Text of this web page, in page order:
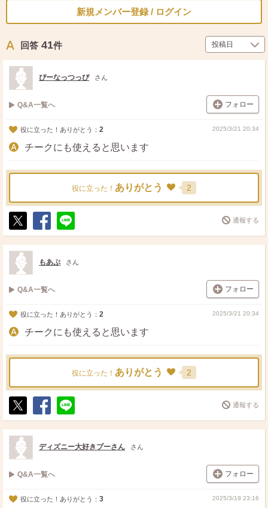
新規メンバー登録 / ログイン
回答 41件
ぴーなっつっぴ さん
Q&A一覧へ フォロー
役に立った！ありがとう： 2 2025/3/21 20:34
チークにも使えると思います
役に立った！ ありがとう 2
ポ
ス
ト
シ
ェ
送
る
通報する
もあぷ さん
Q&A一覧へ フォロー
役に立った！ありがとう： 2 2025/3/21 20:34
チークにも使えると思います
役に立った！ ありがとう 2
ポ
ス
ト
シ
ェ
送
る
通報する
ディズニー大好きプーさん さん
Q&A一覧へ フォロー
役に立った！ありがとう： 3 2025/3/19 23:16